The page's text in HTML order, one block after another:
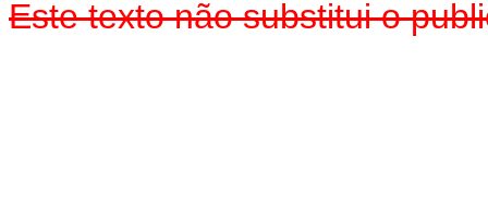
Este texto não substitui o